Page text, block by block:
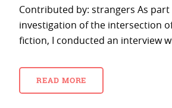
Contributed by: strangers As part
investigation of the intersection
fiction, I conducted an interview
READ MORE